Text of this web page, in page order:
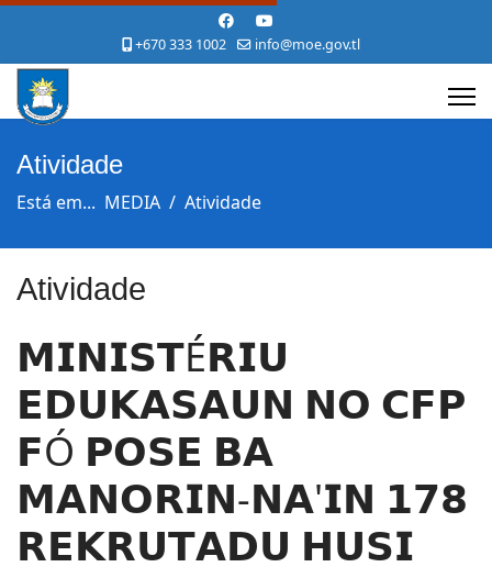
+670 333 1002 info@moe.gov.tl
Atividade
Está em... MEDIA Atividade
Atividade
𝗠𝗜𝗡𝗜𝗦𝗧É𝗥𝗜𝗨
𝗘𝗗𝗨𝗞𝗔𝗦𝗔𝗨𝗡 𝗡𝗢 𝗖𝗙𝗣
𝗙Ó 𝗣𝗢𝗦𝗘 𝗕𝗔
𝗠𝗔𝗡𝗢𝗥𝗜𝗡-𝗡𝗔'𝗜𝗡 𝟭𝟳𝟴
𝗥𝗘𝗞𝗥𝗨𝗧𝗔𝗗𝗨 𝗛𝗨𝗦𝗜